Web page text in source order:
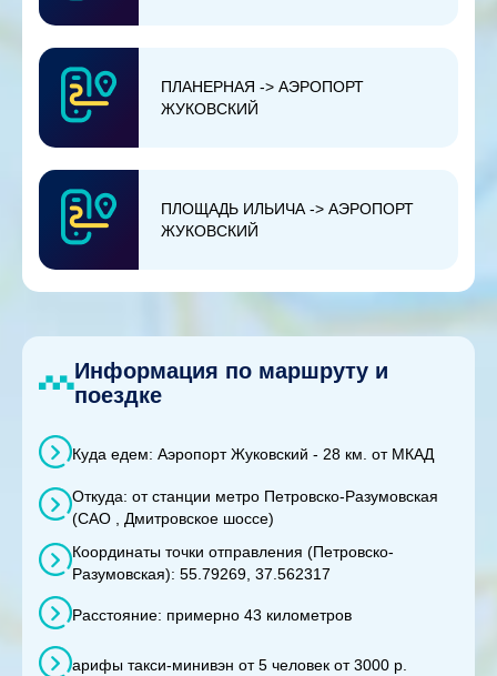
ПЛАНЕРНАЯ -> АЭРОПОРТ
ЖУКОВСКИЙ
ПЛОЩАДЬ ИЛЬИЧА -> АЭРОПОРТ
ЖУКОВСКИЙ
Информация по маршруту и
поездке
Куда едем: Аэропорт Жуковский - 28 км. от МКАД
Откуда: от станции метро Петровско-Разумовская
(САО , Дмитровское шоссе)
Координаты точки отправления (Петровско-
Разумовская): 55.79269, 37.562317
Расстояние: примерно 43 километров
арифы такси-минивэн от 5 человек от 3000 р.